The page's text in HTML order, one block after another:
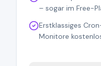
– sogar im Free-
Erstklassiges
Monitore